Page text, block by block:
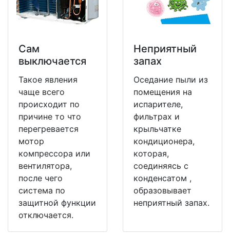
Сам
выключается
Такое явления
чаще всего
происходит по
причине то что
перегревается
мотор
компрессора или
вентилятора,
после чего
система по
защитной функции
отключается.
Неприятный
запах
Оседание пыли из
помещения на
испарителе,
фильтрах и
крыльчатке
кондиционера,
которая,
соединяясь с
конденсатом ,
образовывает
неприятный запах.